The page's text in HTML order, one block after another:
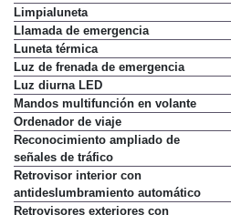
volante
Limpialuneta
Llamada de emergencia
Luneta térmica
Luz de frenada de emergencia
Luz diurna LED
Mandos multifunción en volante
Ordenador de viaje
Reconocimiento ampliado de
señales de tráfico
Retrovisor interior con
antideslumbramiento automático